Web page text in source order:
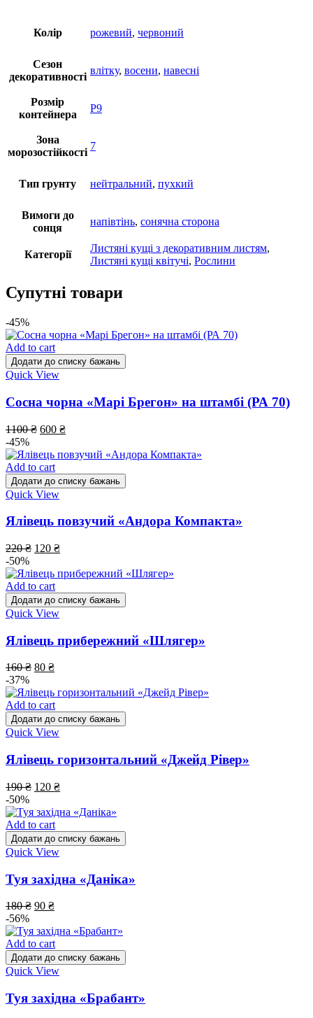
Колір рожевий, червоний
Cезон
декоративності
влітку, восени, навесні
Розмір
контейнера
P9
Зона
морозостійкості
7
Тип грунту нейтральний, пухкий
Вимоги до
сонця
напівтінь, сонячна сторона
Категорії
Листяні кущі з декоративним листям,
Листяні кущі квітучі, Рослини
Супутні товари
-45%
Add to cart
Додати до списку бажань
Quick View
Сосна чорна «Марі Брегон» на штамбі (РА 70)
1100₴ 600 ₴
-45%
Add to cart
Додати до списку бажань
Quick View
Ялівець повзучий «Андора Компакта»
220₴ 120 ₴
-50%
Add to cart
Додати до списку бажань
Quick View
Ялівець прибережний «Шлягер»
160₴ 80 ₴
-37%
Add to cart
Додати до списку бажань
Quick View
Ялівець горизонтальний «Джейд Рівер»
190₴ 120 ₴
-50%
Add to cart
Додати до списку бажань
Quick View
Туя західна «Даніка»
180₴ 90 ₴
-56%
Add to cart
Додати до списку бажань
Quick View
Туя західна «Брабант»